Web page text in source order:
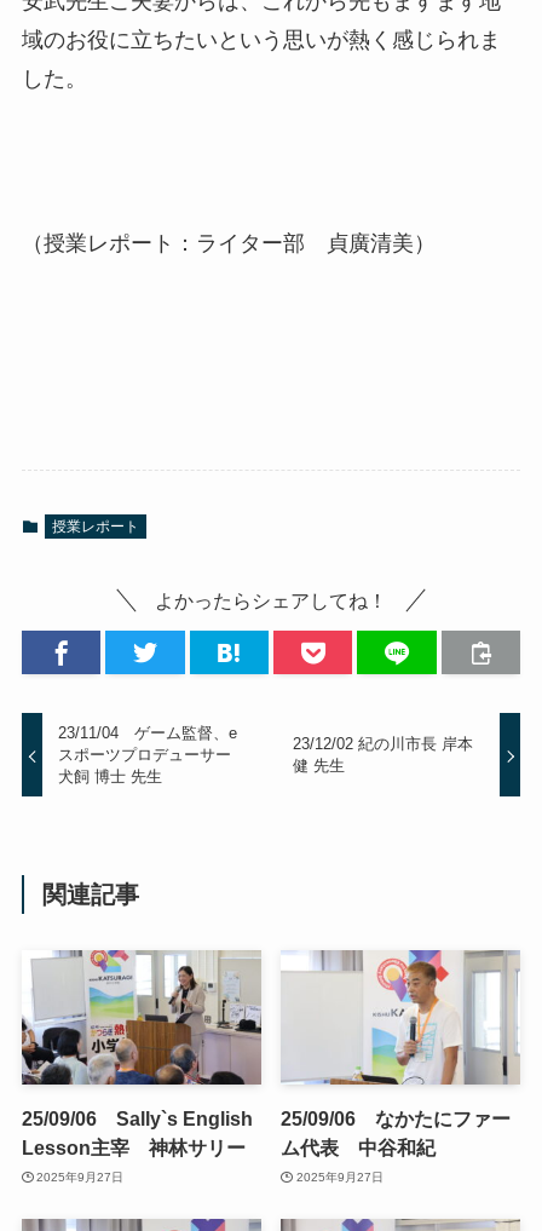
域のお役に立ちたいという思いが熱く感じられま
した。
（授業レポート：ライター部 貞廣清美）
授業レポート
よかったらシェアしてね！
23/11/04 ゲーム監督、e
スポーツプロデューサー
犬飼 博士 先生
23/12/02 紀の川市長 岸本
健 先生
関連記事
25/09/06 Sally`s English
Lesson主宰 神林サリー
2025年9月27日
25/09/06 なかたにファー
ム代表 中谷和紀
2025年9月27日